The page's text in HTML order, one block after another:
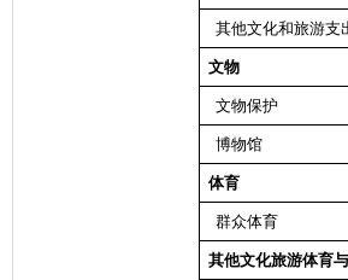
其他文化和旅游支
文物
文物保护
博物馆
体育
群众体育
其他文化旅游体育